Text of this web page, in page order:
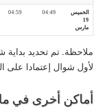
الخميس
19
مارس
04:49
04:59
ملاحظة. تم تحديد
لأول شوال إعتمادا على
أماكن أخرى في